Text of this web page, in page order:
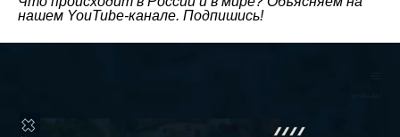
нашем YouTube-канале. Подпишись!